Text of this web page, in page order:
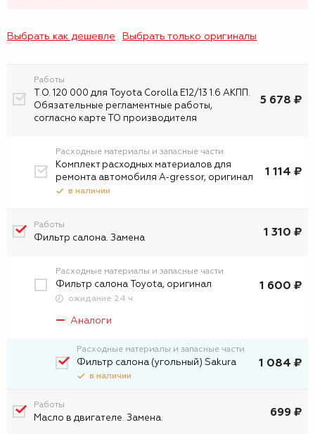
Выбрать как дешевле Выбрать только оригиналы
Работы
Т.О. 120 000 для Toyota Corolla E12/13 1.6 АКПП.
Обязательные регламентные работы,
согласно карте ТО производителя
5 678 ₽
Расходные материалы и запасные части
Комплект расходных материалов для
ремонта автомобиля A-gressor, оригинал
в наличии
1 114 ₽
Работы
Фильтр салона. Замена 1 310 ₽
Расходные материалы и запасные части
Фильтр салона Toyota, оригинал
ожидание 24 ч
1 600 ₽
Аналоги
Расходные материалы и запасные части
Фильтр салона (угольный) Sakura
в наличии
1 084 ₽
Работы
Масло в двигателе. Замена. 699 ₽